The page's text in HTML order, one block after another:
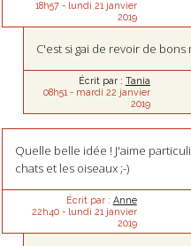
18h57- lundi 21 janvier
2019
C'est si gai de revoir de
Écrit par : Tania
08h51 - mardi 22 janvier
2019
Quelle belle idée ! J'aime
chats et les oiseaux ;-)
Écrit par : Anne
22h40- lundi 21 janvier
2019